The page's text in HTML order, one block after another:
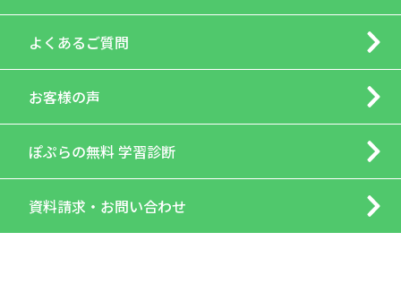
よくあるご質問
お客様の声
ぽぷらの無料 学習診断
資料請求・ お問い合わせ